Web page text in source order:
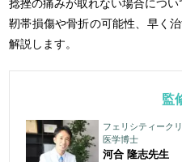
捻挫の痛みが取れない場合につい
靭帯損傷や骨折の可能性、早く
解説します。
監
フェリシティーク
医学博士
河合 隆志先生